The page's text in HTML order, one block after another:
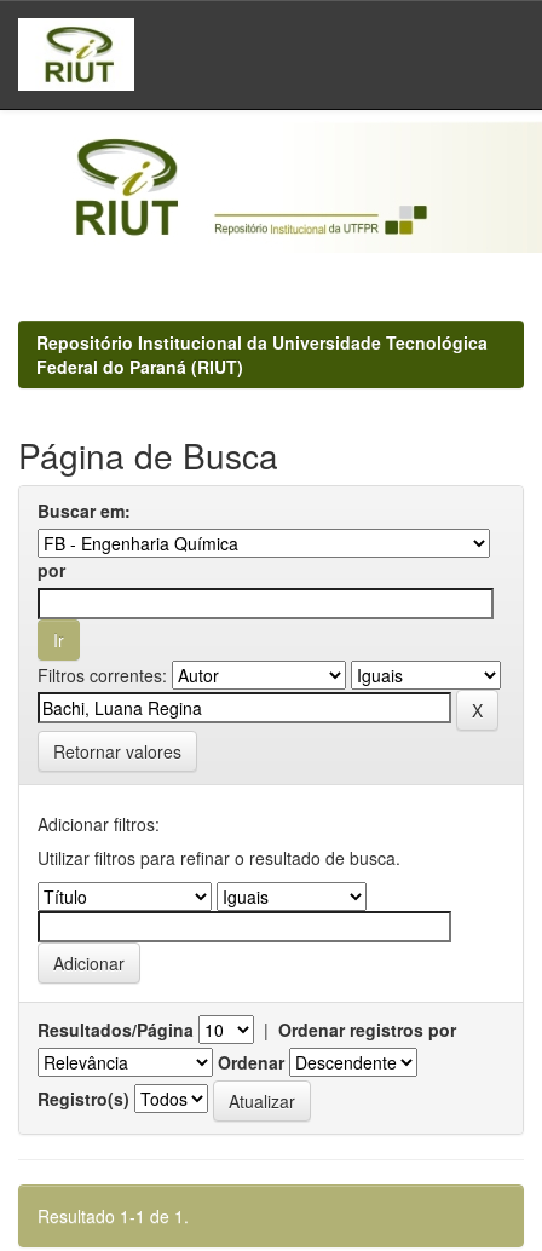
Skip
navigation
Repositório Institucional da Universidade Tecnológica
Federal do Paraná (RIUT)
Página de Busca
Buscar em:
por
Filtros correntes:
Retornar valores
Adicionar filtros:
Utilizar filtros para refinar o resultado de busca.
Resultados/Página | Ordenar registros por
Ordenar
Registro(s)
Resultado 1-1 de 1.